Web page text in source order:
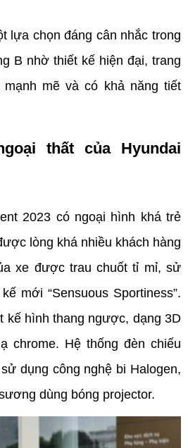
lựa chọn đáng cân nhắc trong
B nhờ thiết kế hiện đại, trang
mẽ và có khả năng tiết
thất của Hyundai
2023 có ngoại hình khá trẻ
lòng khá nhiều khách hàng
xe được trau chuốt tỉ mỉ, sử
mới “Sensuous Sportiness”.
kế hình thang ngược, dạng 3D
chrome. Hệ thống đèn chiếu
dụng công nghệ bi Halogen,
dùng bóng projector.